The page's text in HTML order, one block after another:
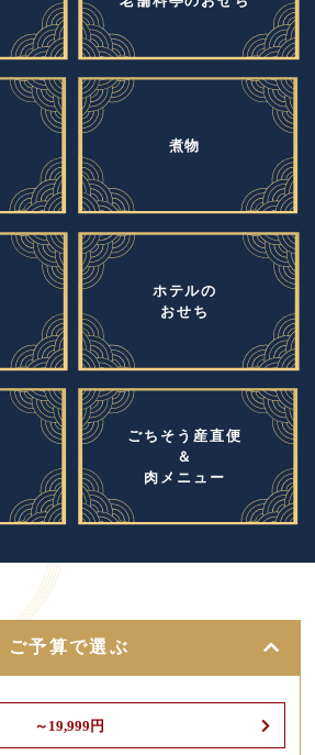
煮物
ホテルの
おせち
ごちそう産直便
＆
肉メニュー
ご予算で選ぶ
～19,999円